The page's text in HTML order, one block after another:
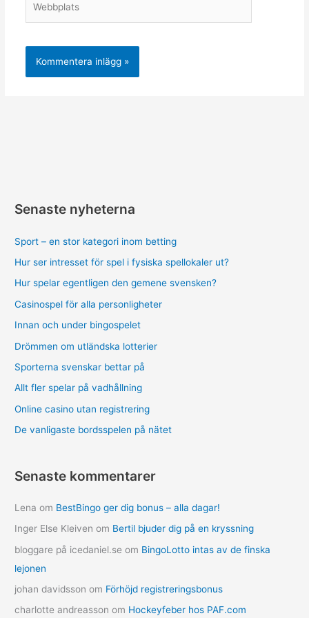
Senaste nyheterna
Sport – en stor kategori inom betting
Hur ser intresset för spel i fysiska spellokaler ut?
Hur spelar egentligen den gemene svensken?
Casinospel för alla personligheter
Innan och under bingospelet
Drömmen om utländska lotterier
Sporterna svenskar bettar på
Allt fler spelar på vadhållning
Online casino utan registrering
De vanligaste bordsspelen på nätet
Senaste kommentarer
Lena om BestBingo ger dig bonus – alla dagar!
Inger Else Kleiven om Bertil bjuder dig på en kryssning
bloggare på icedaniel.se om BingoLotto intas av de finska
lejonen
johan davidsson om Förhöjd registreringsbonus
charlotte andreasson om Hockeyfeber hos PAF.com